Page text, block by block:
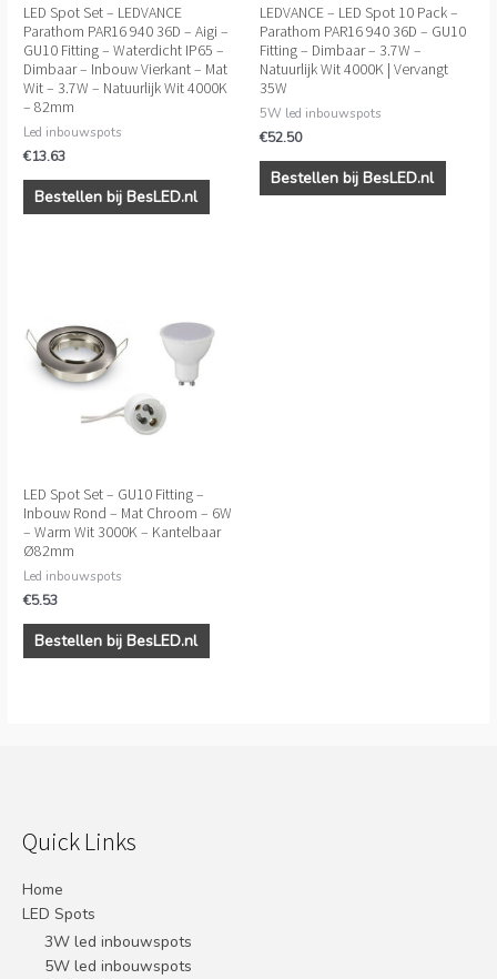
LED Spot Set – LEDVANCE
Parathom PAR16 940 36D – Aigi –
GU10 Fitting – Waterdicht IP65 –
Dimbaar – Inbouw Vierkant – Mat
Wit – 3.7W – Natuurlijk Wit 4000K
– 82mm
Led inbouwspots
€13.63
Bestellen bij BesLED.nl
LEDVANCE – LED Spot 10 Pack –
Parathom PAR16 940 36D – GU10
Fitting – Dimbaar – 3.7W –
Natuurlijk Wit 4000K | Vervangt
35W
5W led inbouwspots
€52.50
Bestellen bij BesLED.nl
LED Spot Set – GU10 Fitting –
Inbouw Rond – Mat Chroom – 6W
– Warm Wit 3000K – Kantelbaar
Ø82mm
Led inbouwspots
€5.53
Bestellen bij BesLED.nl
Quick Links
Home
LED Spots
3W led inbouwspots
5W led inbouwspots